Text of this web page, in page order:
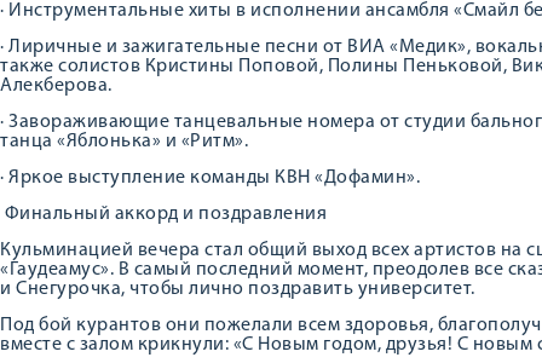
· Инструментальные хиты в исполнении ансамбля «Смайл
· Лиричные и зажигательные песни от ВИА «Медик»,
также солистов Кристины Поповой, Полины Пеньковой,
Алекберова.
· Завораживающие танцевальные номера от студии
танца «Яблонька» и «Ритм».
· Яркое выступление команды КВН «Дофамин».
Финальный аккорд и поздравления
Кульминацией вечера стал общий выход всех артистов на
«Гаудеамус». В самый последний момент, преодолев все
и Снегурочка, чтобы лично поздравить университет.
Под бой курантов они пожелали всем здоровья,
вместе с залом крикнули: «С Новым годом, друзья! С новым